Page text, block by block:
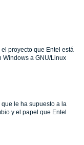
proyecto que Entel está
a GNU/Linux
le ha supuesto a la
y el papel que Entel